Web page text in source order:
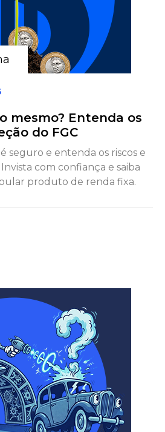
mesmo? Entenda os
do FGC
seguro e entenda os riscos e
com confiança e saiba
produto de renda fixa.